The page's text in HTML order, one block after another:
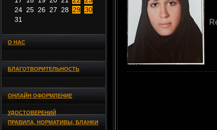
24 25 26 27 28 29 30
31
О НАС
БЛАГОТВОРИТЕЛЬНОСТЬ
ОНЛАЙН ОФОРМЛЕНИЕ
УДОСТОВЕРЕНИЙ
ПРАВИЛА, НОРМАТИВЫ, БЛАНКИ